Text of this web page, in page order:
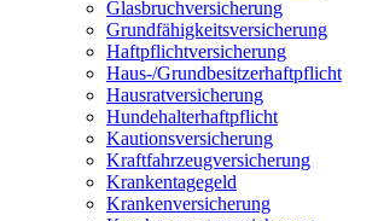
Glasbruchversicherung
Grundfähigkeitsversicherung
Haftpflichtversicherung
Haus-/Grundbesitzerhaftpflicht
Hausratversicherung
Hundehalterhaftpflicht
Kautionsversicherung
Kraftfahrzeugversicherung
Krankentagegeld
Krankenversicherung